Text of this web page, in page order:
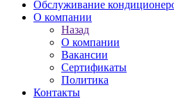
Обслуживание
О компании
Назад
О компании
Вакансии
Сертификаты
Политика
Контакты